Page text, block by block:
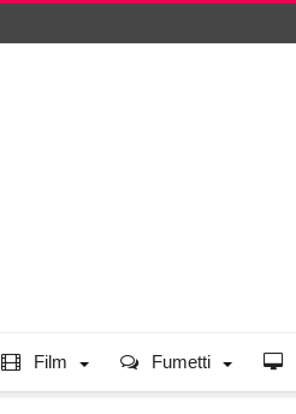
Film Fumetti